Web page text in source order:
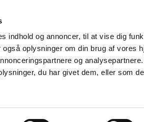
indhold og annoncer, til at vise dig
oplysninger om din brug af vores
og
du har givet dem, eller som
Nyheder Om os
Tilskud og
Apoteker og